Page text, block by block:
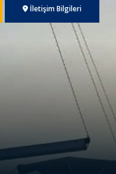
İletişim Bilgileri